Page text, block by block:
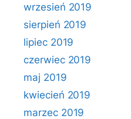
wrzesień 2019
sierpień 2019
lipiec 2019
czerwiec 2019
maj 2019
kwiecień 2019
marzec 2019